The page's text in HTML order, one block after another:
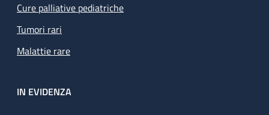
Cure palliative pediatriche
Tumori rari
Malattie rare
IN EVIDENZA